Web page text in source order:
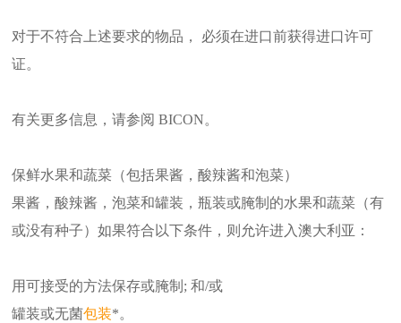
对于不符合上述要求的物品， 必须在进口前获得进口许可
证。
有关更多信息，请参阅 BICON。
保鲜水果和蔬菜（包括果酱，酸辣酱和泡菜）
果酱，酸辣酱，泡菜和罐装，瓶装或腌制的水果和蔬菜（有
或没有种子）如果符合以下条件，则允许进入澳大利亚：
用可接受的方法保存或腌制; 和/或
罐装或无菌包装*。